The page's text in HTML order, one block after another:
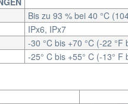
Bis zu 93 % bei 40 °C
IPx6, IPx7
-30 °C bis +70 °C (-22 °F
-25° C bis +55° C (-13° F